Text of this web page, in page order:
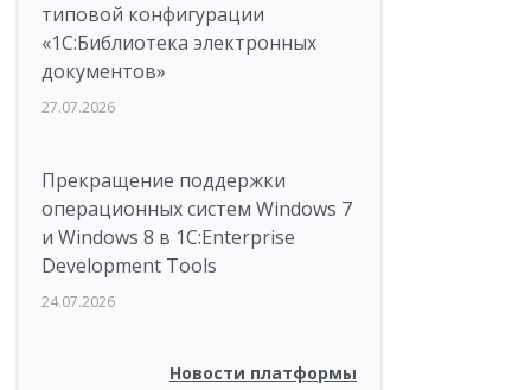
типовой конфигурации
«1С:Библиотека электронных
документов»
27.07.2026
Прекращение поддержки
операционных систем Windows 7
и Windows 8 в 1C:Enterprise
Development Tools
24.07.2026
Новости платформы